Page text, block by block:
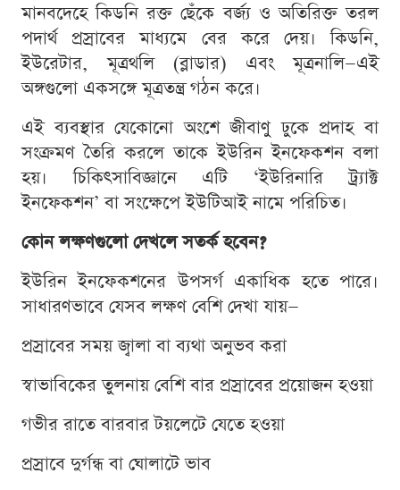
মানবদেহে কিডনি রক্ত ছেঁকে বর্জ্য ও অতিরিক্ত তরল
পদার্থ প্রস্রাবের মাধ্যমে বের করে দেয়। কিডনি,
ইউরেটার, মূত্রথলি (ব্লাডার) এবং মূত্রনালি—এই
অঙ্গগুলো একসঙ্গে মূত্রতন্ত্র গঠন করে।
এই ব্যবস্থার যেকোনো অংশে জীবাণু ঢুকে প্রদাহ বা
সংক্রমণ তৈরি করলে তাকে ইউরিন ইনফেকশন বলা
হয়। চিকিৎসাবিজ্ঞানে এটি ‘ইউরিনারি ট্র্যাক্ট
ইনফেকশন’ বা সংক্ষেপে ইউটিআই নামে পরিচিত।
কোন লক্ষণগুলো দেখলে সতর্ক হবেন?
ইউরিন ইনফেকশনের উপসর্গ একাধিক হতে পারে।
সাধারণভাবে যেসব লক্ষণ বেশি দেখা যায়—
প্রস্রাবের সময় জ্বালা বা ব্যথা অনুভব করা
স্বাভাবিকের তুলনায় বেশি বার প্রস্রাবের প্রয়োজন হওয়া
গভীর রাতে বারবার টয়লেটে যেতে হওয়া
প্রস্রাবে দুর্গন্ধ বা ঘোলাটে ভাব